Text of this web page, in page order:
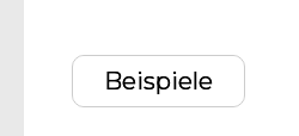
Beispiele